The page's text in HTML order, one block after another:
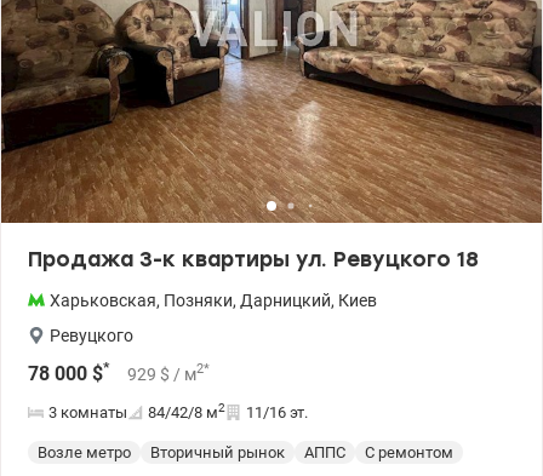
Продажа 3-к квартиры ул. Ревуцкого 18
Харьковская, Позняки, Дарницкий, Киев
Ревуцкого
78 000 $* 929 $ / м2*
3 комнаты 84/42/8 м2 11/16 эт.
Возле метро Вторичный рынок АППС
С ремонтом